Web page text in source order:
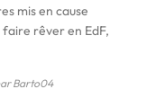
mis en cause
faire rêver en EdF,
Barto04